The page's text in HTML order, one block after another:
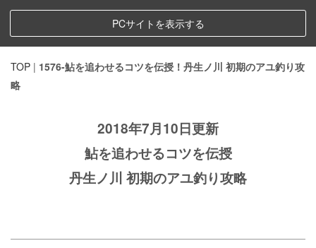
PCサイトを表示する
TOP | 1576-鮎を追わせるコツを伝授！丹生ノ川 初期のアユ釣り攻
略
2018年7月10日更新
鮎を追わせるコツを伝授
丹生ノ川 初期のアユ釣り攻略